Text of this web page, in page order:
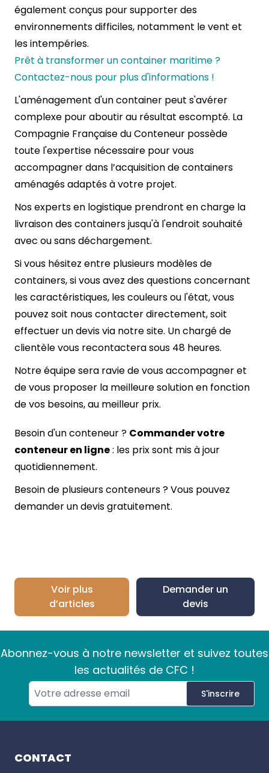
également conçus pour supporter des
environnements difficiles, notamment le vent et
les intempéries.
Prêt à transformer un container maritime ?
Contactez-nous pour plus d'informations !
L'aménagement d'un container peut s'avérer
complexe pour aboutir au résultat escompté. La
Compagnie Française du Conteneur possède
toute l'expertise nécessaire pour vous
accompagner dans l’acquisition de containers
aménagés adaptés à votre projet.
Nos experts en logistique prendront en charge la
livraison des containers jusqu'à l'endroit souhaité
avec ou sans déchargement.
Si vous hésitez entre plusieurs modèles de
containers, si vous avez des questions concernant
les caractéristiques, les couleurs ou l'état, vous
pouvez soit nous contacter directement, soit
effectuer un devis via notre site. Un chargé de
clientèle vous recontactera sous 48 heures.
Notre équipe sera ravie de vous accompagner et
de vous proposer la meilleure solution en fonction
de vos besoins, au meilleur prix.
Besoin d'un conteneur ? Commander votre
conteneur en ligne: les prix sont mis à jour
quotidiennement.
Besoin de plusieurs conteneurs ? Vous pouvez
demander undevis gratuitement.
Voir plus
d’articles
Demander un
devis
Abonnez-vous à notre newsletter et suivez toutes
les actualités de CFC !
S'inscrire
CONTACT